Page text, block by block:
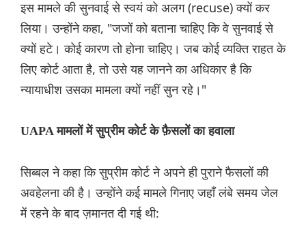
इस मामले की सुनवाई से स्वयं को अलग (recuse) क्यों कर
लिया। उन्होंने कहा, "जजों को बताना चाहिए कि वे सुनवाई से
क्यों हटे। कोई कारण तो होना चाहिए। जब कोई व्यक्ति राहत के
लिए कोर्ट आता है, तो उसे यह जानने का अधिकार है कि
न्यायाधीश उसका मामला क्यों नहीं सुन रहे।"
UAPA मामलों में सुप्रीम कोर्ट के फ़ैसलों का हवाला
सिब्बल ने कहा कि सुप्रीम कोर्ट ने अपने ही पुराने फैसलों की
अवहेलना की है। उन्होंने कई मामले गिनाए जहाँ लंबे समय जेल
में रहने के बाद ज़मानत दी गई थी: